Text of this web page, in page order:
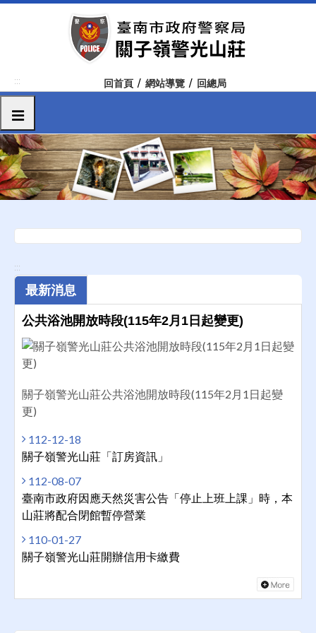
跳
容
塊
::: 回首頁 網站導覽 回總局
選單
:::
最新消息
公共浴池開放時段(115年2月1日起變更)
關子嶺警光山莊公共浴池開放時段(115年2月1日起變
更)
112-12-18
關子嶺警光山莊「訂房資訊」
112-08-07
臺南市政府因應天然災害公告「停止上班上課」時，本
山莊將配合閉館暫停營業
110-01-27
關子嶺警光山莊開辦信用卡繳費